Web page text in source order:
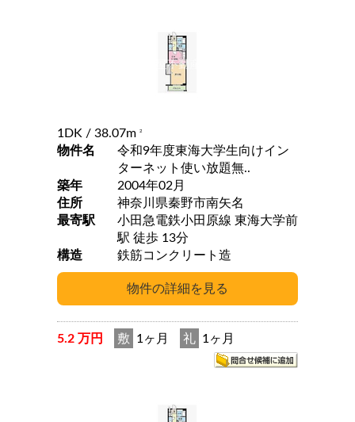
1DK / 38.07m 2
物件名
令和9年度東海大学生向けイン
ターネット使い放題無..
築年
2004年02月
住所
神奈川県秦野市南矢名
最寄駅
小田急電鉄小田原線 東海大学前
駅 徒歩 13分
構造
鉄筋コンクリート造
5.2 万円 敷 1ヶ月 礼 1ヶ月